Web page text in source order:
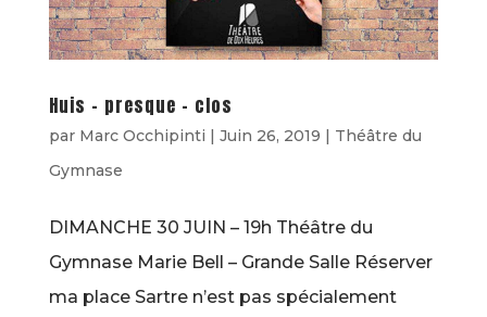
Huis – presque – clos
par Marc Occhipinti | Juin 26, 2019 | Théâtre du
Gymnase
DIMANCHE 30 JUIN – 19h Théâtre du
Gymnase Marie Bell – Grande Salle Réserver
ma place Sartre n’est pas spécialement